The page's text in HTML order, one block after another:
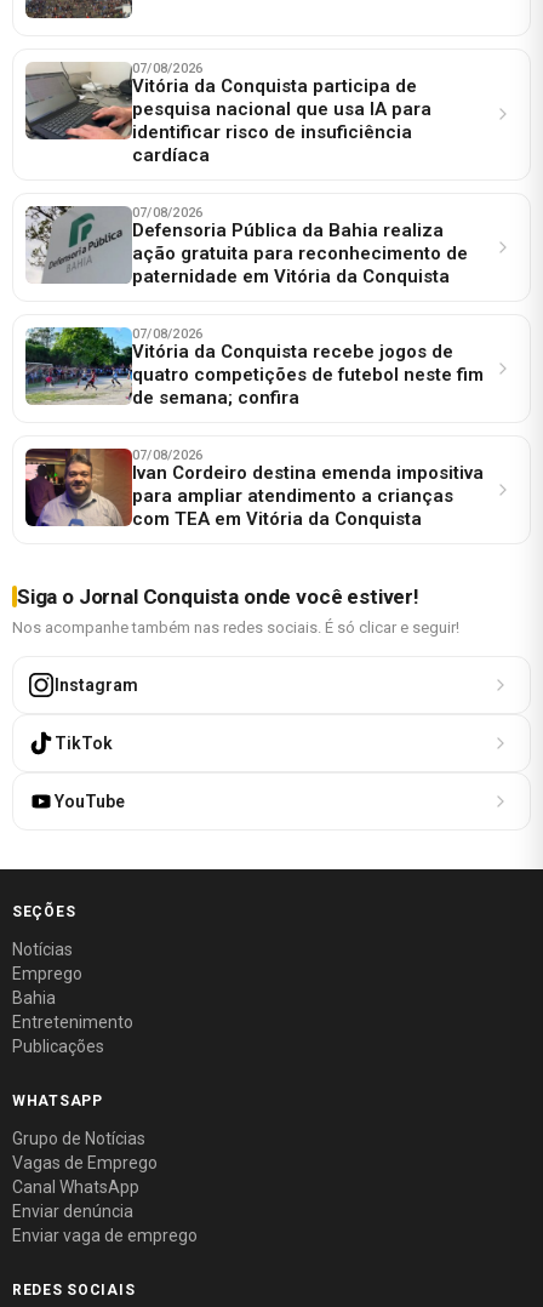
07/08/2026
Vitória da Conquista participa de
pesquisa nacional que usa IA para
identificar risco de insuficiência
cardíaca
07/08/2026
Defensoria Pública da Bahia realiza
ação gratuita para reconhecimento de
paternidade em Vitória da Conquista
07/08/2026
Vitória da Conquista recebe jogos de
quatro competições de futebol neste fim
de semana; confira
07/08/2026
Ivan Cordeiro destina emenda impositiva
para ampliar atendimento a crianças
com TEA em Vitória da Conquista
Siga o Jornal Conquista onde você estiver!
Nos acompanhe também nas redes sociais. É só clicar e seguir!
Instagram
TikTok
YouTube
SEÇÕES
Notícias
Emprego
Bahia
Entretenimento
Publicações
WHATSAPP
Grupo de Notícias
Vagas de Emprego
Canal WhatsApp
Enviar denúncia
Enviar vaga de emprego
REDES SOCIAIS